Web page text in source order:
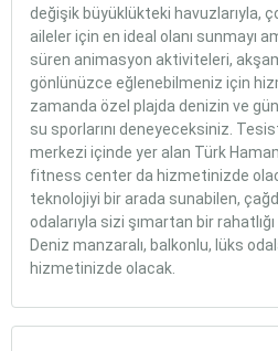
değişik büyüklükteki havuzlarıyla,
aileler için en ideal olanı sunmayı
süren animasyon aktiviteleri,
gönlünüzce eğlenebilmeniz için
zamanda özel plajda denizin ve
su sporlarını deneyeceksiniz.
merkezi içinde yer alan Türk
fitness center da hizmetinizde
teknolojiyi bir arada sunabilen,
odalarıyla sizi şımartan bir
Deniz manzaralı, balkonlu, lüks
hizmetinizde olacak.